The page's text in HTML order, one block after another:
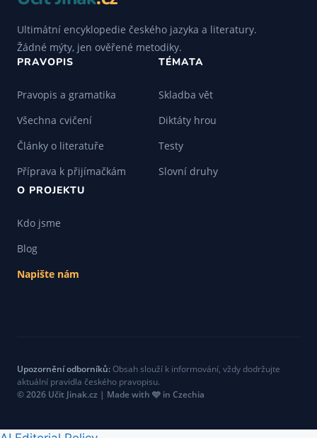
Ultimátní encyklopedie českého jazyka a literatury.
Žádné mýty, jen ověřené metodiky.
PRAVOPIS
Pravopis a gramatika
Všechna cvičení
Články o literatuře
Příprava k přijímačkám
TÉMATA
Skladba vět
Diktáty hrou
Testy
Slovní druhy
O PROJEKTU
Kdo jsme
Blog
Napište nám
Upozornění odborníků:Obsah slouží k informování, vždy dodržujte
aktuální pravidla českého pravopisu.
© 2026 Učit Jinak.cz | Made with 🩵 in Czechia